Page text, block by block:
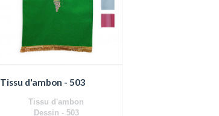
Tissu d'ambon - 503
Tissu d'ambon
Dessin - 503